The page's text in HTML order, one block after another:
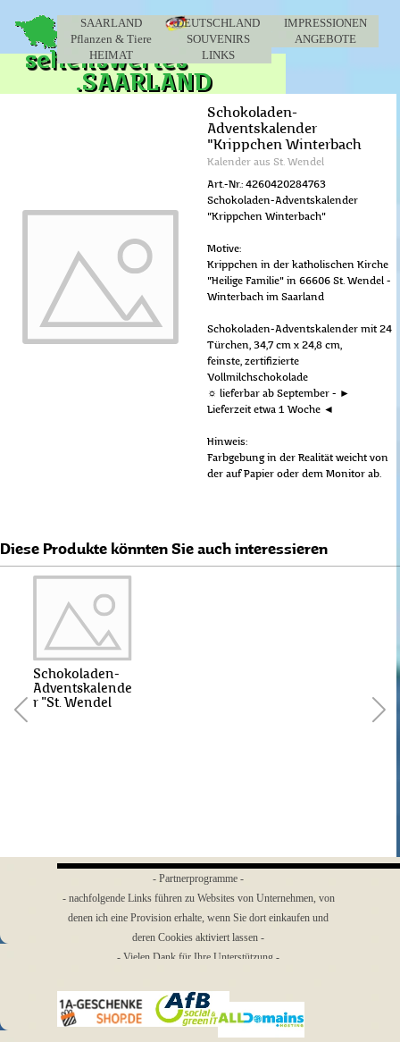
Menü überspringen
SAARLAND DEUTSCHLAND
IMPRESSIONEN
Pflanzen & Tiere
▼
SOUVENIRS ▼
ANGEBOTE
HEIMAT
LINKS
Schokoladen-
Adventskalender
"Krippchen Winterbach
Kalender aus St. Wendel
Art.-Nr.: 4260420284763
Schokoladen-Adventskalender
"Krippchen Winterbach"
Motive:
Krippchen in der katholischen Kirche
"Heilige Familie" in 66606 St. Wendel -
Winterbach im Saarland
Schokoladen-Adventskalender mit 24
Türchen, 34,7 cm x 24,8 cm,
feinste, zertifizierte
Vollmilchschokolade
☼ lieferbar ab September - ►
Lieferzeit etwa 1 Woche ◄
Hinweis:
Farbgebung in der Realität weicht von
der auf Papier oder dem Monitor ab.
Diese Produkte könnten Sie auch interessieren
Schokoladen-
Adventskalende
r "St. Wendel
- Partnerprogramme -
- nachfolgende Links führen zu Websites von Unternehmen, von
denen ich eine Provision erhalte, wenn Sie dort einkaufen und
deren Cookies aktiviert lassen -
- Vielen Dank für Ihre Unterstützung -
Menü überspringen
1a-
Geschenkeshop
AfB
All Domains